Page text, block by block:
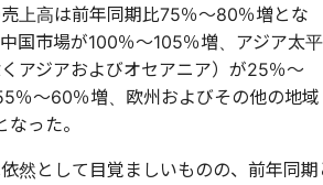
上高は前年同期比75％～80％増とな
国市場が100％～105％増、アジア太平
アジアおよびオセアニア）が25％～
％～60％増、欧州およびその他の地域
った。
然として目覚ましいものの、前年同期